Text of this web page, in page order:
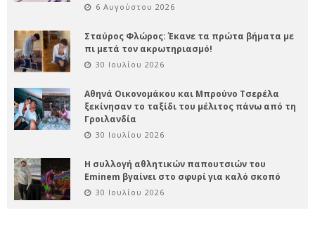
6 Αυγούστου 2026
Σταύρος Φλώρος: Έκανε τα πρώτα βήματα με
πι μετά τον ακρωτηριασμό!
30 Ιουλίου 2026
Αθηνά Οικονομάκου και Μπρούνο Τσερέλα
ξεκίνησαν το ταξίδι του μέλιτος πάνω από τη
Γροιλανδία
30 Ιουλίου 2026
Η συλλογή αθλητικών παπουτσιών του
Eminem βγαίνει στο σφυρί για καλό σκοπό
30 Ιουλίου 2026